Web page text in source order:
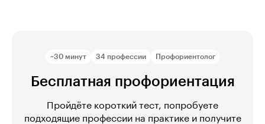
~30 минут 34 профессии Профориентолог
Бесплатная профориентация
Пройдёте короткий тест, попробуете
подходящие профессии на практике и получите